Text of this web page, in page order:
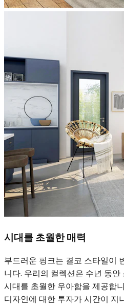
시대를 초월한 매력
부드러운 핑크는 결코 스타일이
니다. 우리의 컬렉션은 수년 동
시대를 초월한 우아함을 제공합
디자인에 대한 투자가 시간이 지